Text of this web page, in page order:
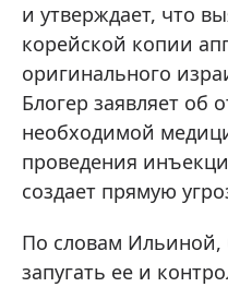
и утверждает, что
корейской копии
оригинального
Блогер заявляет об
необходимой
проведения
создает прямую
По словам Ильиной,
запугать ее и